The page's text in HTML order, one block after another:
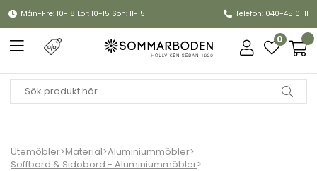
Mån-Fre: 10-18 Lör: 10-15 Sön: 11-15 Telefon: 040-45 01 11
0
Utemöbler>Material>Aluminiummöbler>
Soffbord & Sidobord - Aluminiummöbler>